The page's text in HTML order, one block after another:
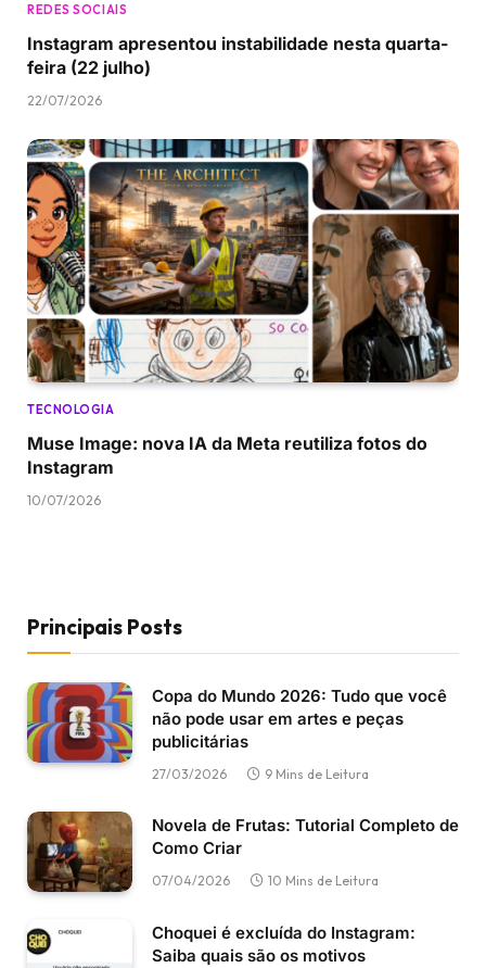
REDES SOCIAIS
Instagram apresentou instabilidade nesta quarta-
feira (22 julho)
22/07/2026
TECNOLOGIA
Muse Image: nova IA da Meta reutiliza fotos do
Instagram
10/07/2026
Principais Posts
Copa do Mundo 2026: Tudo que você
não pode usar em artes e peças
publicitárias
27/03/2026 9 Mins de Leitura
Novela de Frutas: Tutorial Completo de
Como Criar
07/04/2026 10 Mins de Leitura
Choquei é excluída do Instagram:
Saiba quais são os motivos